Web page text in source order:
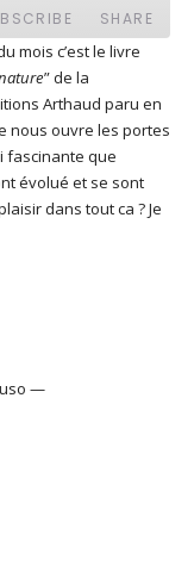
SHARE
mois c’est le livre
” de la
Arthaud paru en
nous ouvre les portes
fascinante que
évolué et se sont
dans tout ca ? Je
—